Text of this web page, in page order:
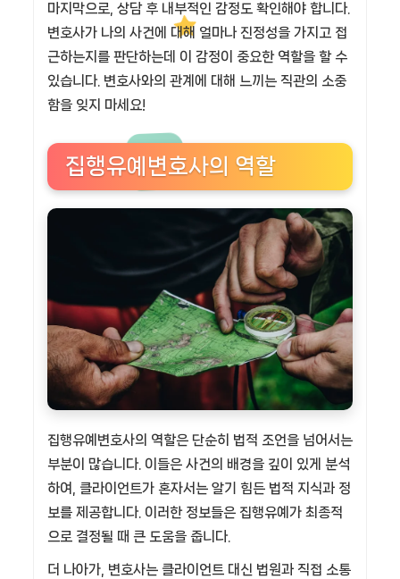
마지막으로, 상담 후 내부적인 감정도 확인해야 합니다.
변호사가 나의 사건에 대해 얼마나 진정성을 가지고 접
근하는지를 판단하는데 이 감정이 중요한 역할을 할 수
있습니다. 변호사와의 관계에 대해 느끼는 직관의 소중
함을 잊지 마세요!
집행유예변호사의 역할
집행유예변호사의 역할은 단순히 법적 조언을 넘어서는
부분이 많습니다. 이들은 사건의 배경을 깊이 있게 분석
하여, 클라이언트가 혼자서는 알기 힘든 법적 지식과 정
보를 제공합니다. 이러한 정보들은 집행유예가 최종적
으로 결정될 때 큰 도움을 줍니다.
더 나아가, 변호사는 클라이언트 대신 법원과 직접 소통